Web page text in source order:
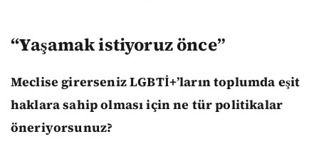
“Yaşamak istiyoruz önce”
Meclise girerseniz LGBTİ+’ların toplumda eşit
haklara sahip olması için ne tür politikalar
öneriyorsunuz?